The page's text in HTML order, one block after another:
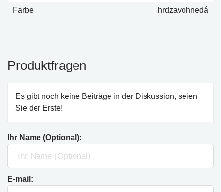
Farbe
hrdzavohnedá
Produktfragen
Es gibt noch keine Beiträge in der Diskussion, seien
Sie der Erste!
Ihr Name (Optional):
E-mail: